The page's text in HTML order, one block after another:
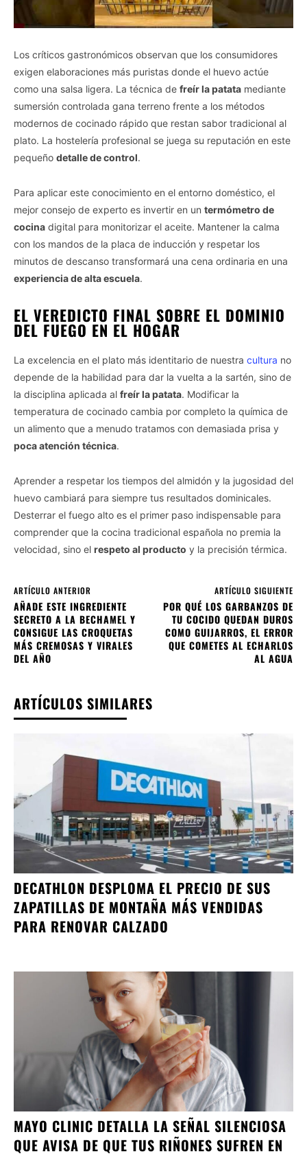
Los críticos gastronómicos observan que los consumidores
exigen elaboraciones más puristas donde el huevo actúe
como una salsa ligera. La técnica de freír la patata mediante
sumersión controlada gana terreno frente a los métodos
modernos de cocinado rápido que restan sabor tradicional al
plato. La hostelería profesional se juega su reputación en este
pequeño detalle de control.
Para aplicar este conocimiento en el entorno doméstico, el
mejor consejo de experto es invertir en un termómetro de
cocina digital para monitorizar el aceite. Mantener la calma
con los mandos de la placa de inducción y respetar los
minutos de descanso transformará una cena ordinaria en una
experiencia de alta escuela.
EL VEREDICTO FINAL SOBRE EL DOMINIO
DEL FUEGO EN EL HOGAR
La excelencia en el plato más identitario de nuestra cultura no
depende de la habilidad para dar la vuelta a la sartén, sino de
la disciplina aplicada al freír la patata. Modificar la
temperatura de cocinado cambia por completo la química de
un alimento que a menudo tratamos con demasiada prisa y
poca atención técnica.
Aprender a respetar los tiempos del almidón y la jugosidad del
huevo cambiará para siempre tus resultados dominicales.
Desterrar el fuego alto es el primer paso indispensable para
comprender que la cocina tradicional española no premia la
velocidad, sino el respeto al producto y la precisión térmica.
ARTÍCULO ANTERIOR
AÑADE ESTE INGREDIENTE
SECRETO A LA BECHAMEL Y
CONSIGUE LAS CROQUETAS
MÁS CREMOSAS Y VIRALES
DEL AÑO
ARTÍCULO SIGUIENTE
POR QUÉ LOS GARBANZOS DE
TU COCIDO QUEDAN DUROS
COMO GUIJARROS, EL ERROR
QUE COMETES AL ECHARLOS
AL AGUA
ARTÍCULOS SIMILARES
DECATHLON DESPLOMA EL PRECIO DE SUS
ZAPATILLAS DE MONTAÑA MÁS VENDIDAS
PARA RENOVAR CALZADO
MAYO CLINIC DETALLA LA SEÑAL SILENCIOSA
QUE AVISA DE QUE TUS RIÑONES SUFREN EN